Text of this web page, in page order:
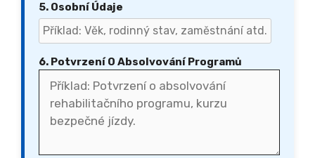
5. Osobní Údaje
6. Potvrzení O Absolvování Programů